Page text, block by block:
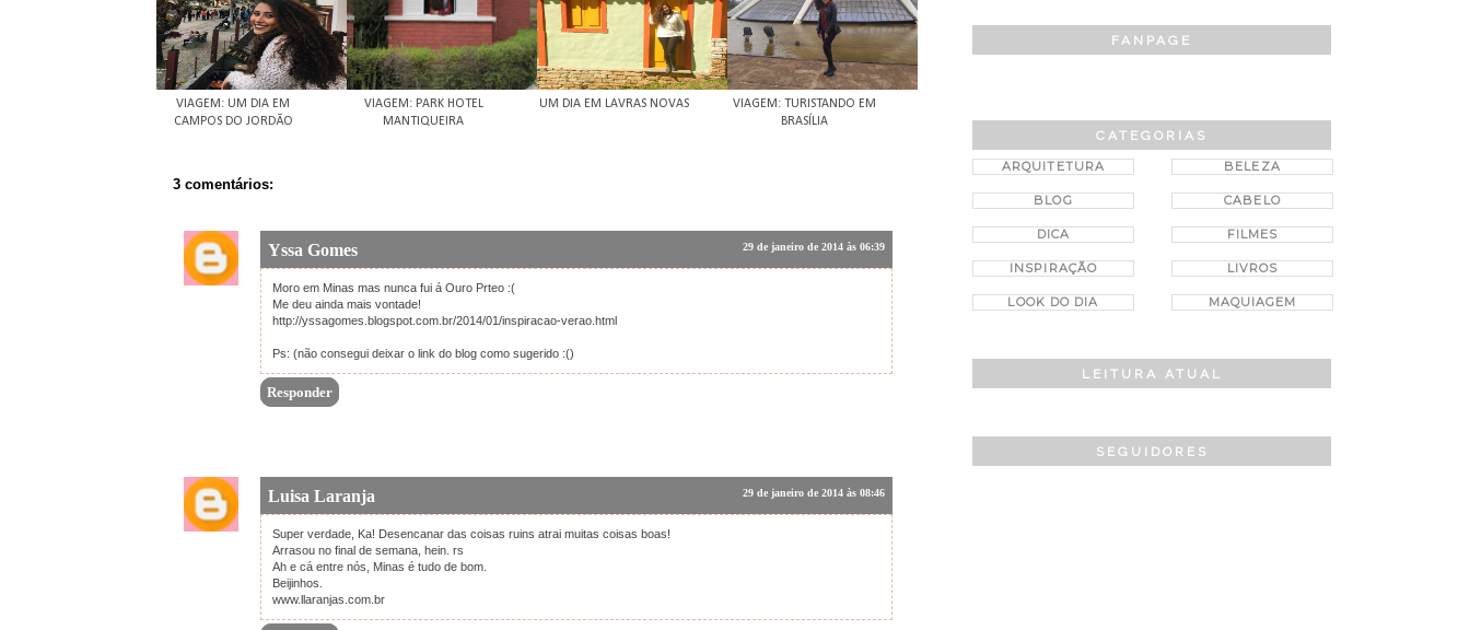
VIAGEM: UM DIA EM
CAMPOS DO JORDÃO
VIAGEM: PARK HOTEL
MANTIQUEIRA
UM DIA EM LAVRAS NOVAS
VIAGEM: TURISTANDO EM
BRASÍLIA
3 comentários:
Yssa Gomes 29 de janeiro de 2014 às 06:39
Moro em Minas mas nunca fui á Ouro Prteo :(
Me deu ainda mais vontade!
http://yssagomes.blogspot.com.br/2014/01/inspiracao-verao.html
Ps: (não consegui deixar o link do blog como sugerido :()
Responder
Luisa Laranja 29 de janeiro de 2014 às 08:46
Super verdade, Ka! Desencanar das coisas ruins atrai muitas coisas boas!
Arrasou no final de semana, hein. rs
Ah e cá entre nós, Minas é tudo de bom.
Beijinhos.
www.llaranjas.com.br
FANPAGE
CATEGORIAS
ARQUITETURA
BELEZA
BLOG CABELO
DICA FILMES
INSPIRAÇÃO LIVROS
LOOK DO DIA MAQUIAGEM
LEITURA ATUAL
SEGUIDORES